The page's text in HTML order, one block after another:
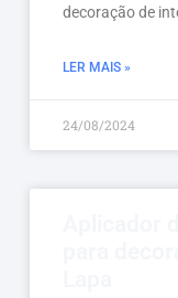
decoração de
LER MAIS »
24/08/2024